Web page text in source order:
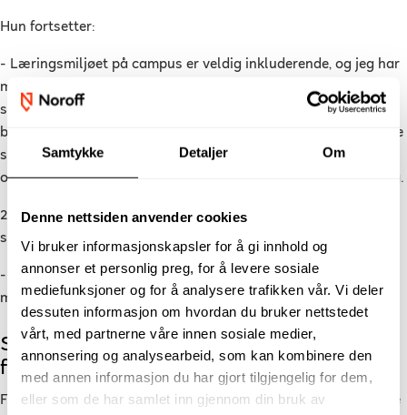
Samtykke Detaljer Om
Denne nettsiden anvender cookies
Vi bruker informasjonskapsler for å gi innhold og
annonser et personlig preg, for å levere sosiale
mediefunksjoner og for å analysere trafikken vår. Vi deler
dessuten informasjon om hvordan du bruker nettstedet
vårt, med partnerne våre innen sosiale medier,
annonsering og analysearbeid, som kan kombinere den
med annen informasjon du har gjort tilgjengelig for dem,
eller som de har samlet inn gjennom din bruk av
Hun fortsetter:
- Læringsmiljøet på campus er veldig inkluderende, og jeg har
møtt mange likesinnede som jeg har mye til felles med. Det
som har vært fint er at det man lærer har vært basert på slik
bransjen operer. Lærerne er veldig kunnskapsrike, ettersom de
selv kommer fra bransjen. De tar seg alltid tid til studentene,
og stiller med det vi måtte trenge for å kunne lære mest mulig.
23-åringen drømmer om å kunne jobbe som klipper på flere
spennende prosjekter i fremtiden.
- Akkurat nå har jeg blitt glad i reality-sjangeren, og trives
med å formidle gode historier på denne måten.
Sikre deg plass på studiet i
filmproduksjon
Filmproduksjon er en praktisk utdanning for deg som vil jobbe